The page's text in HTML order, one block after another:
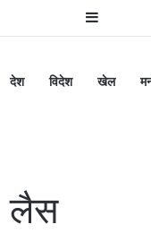
Sidebar
देश विदेश खेल
लैस